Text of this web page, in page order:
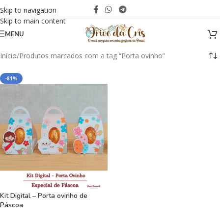
Skip to navigation
Skip to main content
MENU
Início Produtos marcados com a tag “Porta ovinho”
-81%
Kit Digital – Porta ovinho de
Páscoa